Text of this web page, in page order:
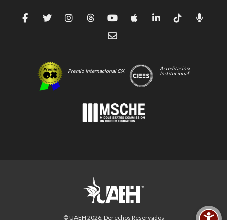
Premio Internacional OX
Acreditación
Institucional
© UAEH 2026. Derechos Reservados